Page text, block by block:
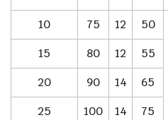
10 75 12 50
15 80 12
55
20
90 14
65
25
100 14
75